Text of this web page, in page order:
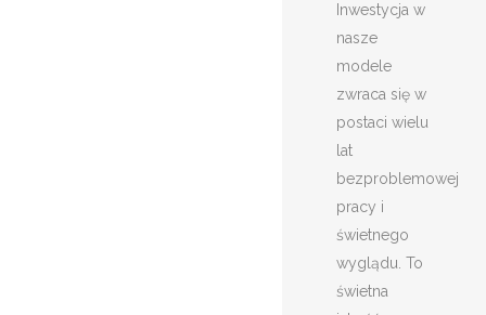
Inwestycja w
nasze
modele
zwraca się w
postaci wielu
lat
bezproblemowej
pracy i
świetnego
wyglądu. To
świetna